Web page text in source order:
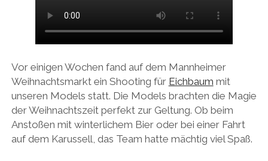
Vor einigen Wochen fand auf dem Mannheimer
Weihnachtsmarkt ein Shooting für Eichbaum mit
unseren Models statt. Die Models brachten die Magie
der Weihnachtszeit perfekt zur Geltung. Ob beim
Anstoßen mit winterlichem Bier oder bei einer Fahrt
auf dem Karussell, das Team hatte mächtig viel Spaß.